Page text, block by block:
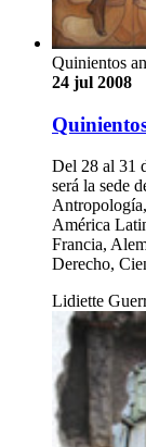
Quinientos
24 jul 2008
Del 28 al 31
será la sede
América
Francia,
Derecho,
Lidiette